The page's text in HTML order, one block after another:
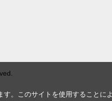
。このサイトを使用することによ